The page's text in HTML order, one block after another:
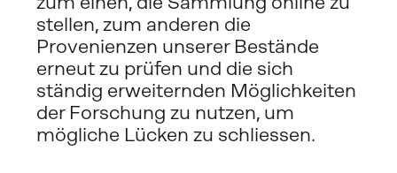
stellen, zum anderen die
Provenienzen unserer Bestände
erneut zu prüfen und die sich
ständig erweiternden Möglichkeiten
der Forschung zu nutzen, um
mögliche Lücken zu schliessen.